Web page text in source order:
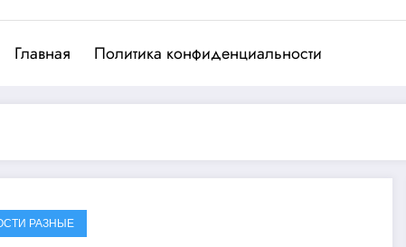
Главная Политика конфиденциальности
РАЗНЫЕ